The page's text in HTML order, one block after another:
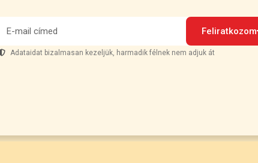
Feliratkozom
Adataidat bizalmasan kezeljük, harmadik félnek nem adjuk át